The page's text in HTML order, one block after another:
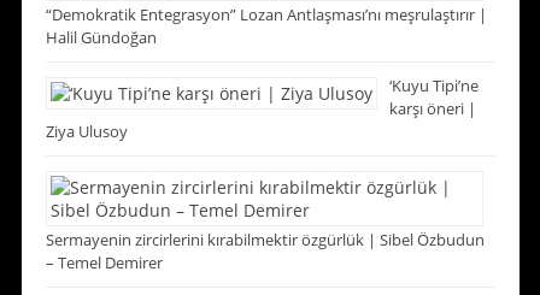
“Demokratik Entegrasyon” Lozan Antlaşması’nı meşrulaştırır |
Halil Gündoğan
‘Kuyu Tipi’ne
karşı öneri |
Ziya Ulusoy
Sermayenin zircirlerini kırabilmektir özgürlük | Sibel Özbudun
– Temel Demirer